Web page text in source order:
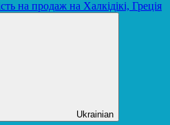
Ukrainian